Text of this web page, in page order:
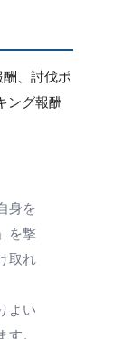
、討伐ポ
ング報酬
身を
を撃
取れ
よい
。